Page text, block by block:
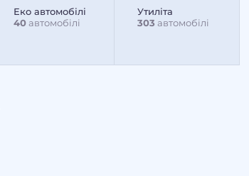
Еко автомобілі
40автомобілі
Утиліта
303 автомобілі